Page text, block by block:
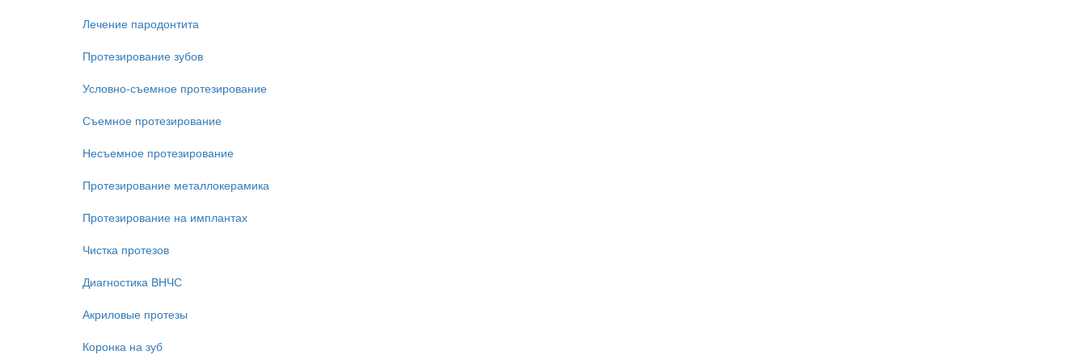
Лечение пародонтита
Протезирование зубов
Условно-съемное протезирование
Съемное протезирование
Несъемное протезирование
Протезирование металлокерамика
Протезирование на имплантах
Чистка протезов
Диагностика ВНЧС
Акриловые протезы
Коронка на зуб